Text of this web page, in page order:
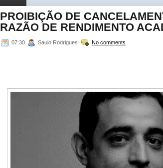
PROIBIÇÃO DE
RAZÃO DE RENDIMENTO
07:30 Saulo Rodrigues No comments